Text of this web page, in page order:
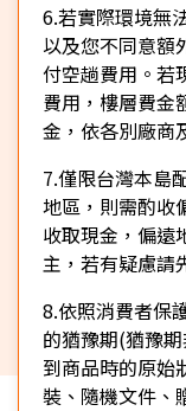
6.若實際環境無
以及您不同意額
付空趟費用。若
費用，樓層費金
金，依各別廠商
7.僅限台灣本島
地區，則需酌收
收取現金，偏遠
主，若有疑慮請
8.依照消費者保
的猶豫期(猶豫
到商品時的原始
裝、隨機文件、